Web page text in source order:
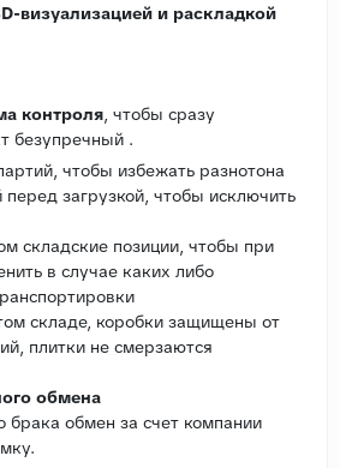
визуализацией и раскладкой
контроля , чтобы сразу
безупречный .
чтобы избежать разнотона
загрузкой, чтобы исключить
складские позиции, чтобы при
в случае каких либо
складе, коробки защищены от
плитки не смерзаются
обмена
брака обмен за счет компании